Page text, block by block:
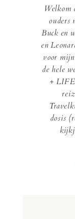
Welkom
ouders
Buck en
en
voor
de hele
+
dosis